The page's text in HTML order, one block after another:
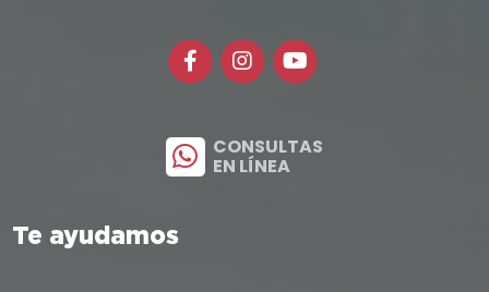
CONSULTAS
EN LÍNEA
Te ayudamos